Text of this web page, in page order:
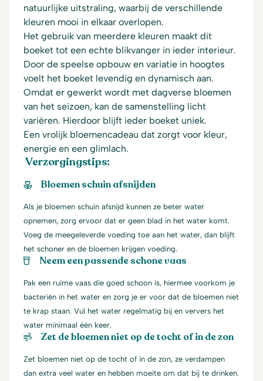
natuurlijke uitstraling, waarbij de verschillende
kleuren mooi in elkaar overlopen.
Het gebruik van meerdere kleuren maakt dit
boeket tot een echte blikvanger in ieder interieur.
Door de speelse opbouw en variatie in hoogtes
voelt het boeket levendig en dynamisch aan.
Omdat er gewerkt wordt met dagverse bloemen
van het seizoen, kan de samenstelling licht
variëren. Hierdoor blijft ieder boeket uniek.
Een vrolijk bloemencadeau dat zorgt voor kleur,
energie en een glimlach.
Verzorgingstips:
Bloemen schuin afsnijden
Als je bloemen schuin afsnijd kunnen ze beter water
opnemen, zorg ervoor dat er geen blad in het water komt.
Voeg de meegeleverde voeding toe aan het water, dan blijft
het schoner en de bloemen krijgen voeding.
Neem een passende schone vaas
Pak een ruime vaas die goed schoon is, hiermee voorkom je
bacteriën in het water en zorg je er voor dat de bloemen niet
te krap staan. Vul het water regelmatig bij en ververs het
water minimaal één keer.
Zet de bloemen niet op de tocht of in de zon
Zet bloemen niet op de tocht of in de zon, ze verdampen
dan extra veel water en hebben moeite om dat bij te drinken.